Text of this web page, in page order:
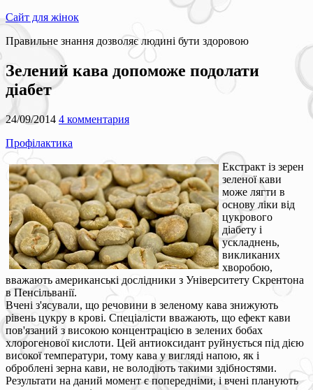
Сайт для жінок
Правильне знання дозволяє людині бути здоровою
Зелений кава допоможе подолати
діабет
24/09/2014 4 комментария
Профілактика
Екстракт із зерен
зеленої кави
може лягти в
основу ліки від
цукрового
діабету і
ускладнень,
викликаних
хворобою,
вважають американські дослідники з Університету Скрентона
в Пенсільванії.
Вчені з'ясували, що речовини в зеленому кава знижують
рівень цукру в крові. Спеціалісти вважають, що ефект кави
пов'язаний з високою концентрацією в зелених бобах
хлорогенової кислоти. Цей антиоксидант руйнується під дією
високої температури, тому кава у вигляді напою, як і
оброблені зерна кави, не володіють такими здібностями.
Результати на даний момент є попередніми, і вчені планують